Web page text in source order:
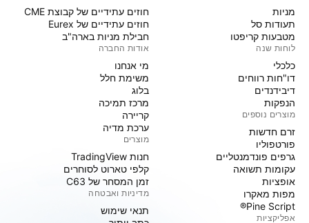
מניות‏
תעודות סל
מטבעות קריפטו
לוחות שנה
כלכלי
דו"חות רווחים
דיבידנדים
הנפקות
מוצרים נוספים
זרם חדשות
פורטפוליו
גרפים פונדמנטליים
עקומות תשואה
אופציות
מפות מאקרו
Pine Script®
אפליקציות
חוזים עתידיים של קבוצת CME
חוזים עתידיים של Eurex
חבילת מניות בארה"ב
אודות החברה
מי אנחנו
משימת חלל
בלוג
מרכז תמיכה
קריירה
ערכת מדיה
מוצרים
חנות TradingView
קלפי טארוט לסוחרים
זמן המסחר של C63
מדיניות ואבטחה
תנאי שימוש